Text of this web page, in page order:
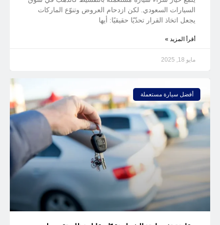
السيارات السعودي. لكن ازدحام العروض وتنوّع الماركات
يجعل اتخاذ القرار تحدّيًا حقيقيًا: أيها
أقرأ المزيد »
مايو 18, 2025
أفضل سيارة مستعملة